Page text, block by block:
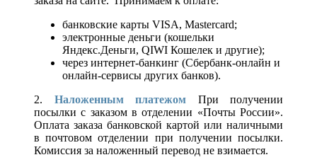
банковские карты VISA, Mastercard;
электронные деньги (кошельки
Яндекс.Деньги, QIWI Кошелек и другие);
через интернет-банкинг (Сбербанк-онлайн и
онлайн-сервисы других банков).
2. Наложенным платежом При получении
посылки с заказом в отделении «Почты России».
Оплата заказа банковской картой или наличными
в почтовом отделении при получении посылки.
Комиссия за наложенный перевод не взимается.